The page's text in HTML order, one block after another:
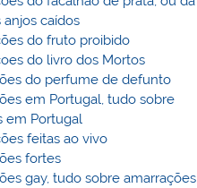
caídos
do fruto proibido
do livro dos Mortos
do perfume de defunto
em Portugal, tudo sobre
em Portugal
feitas ao vivo
fortes
gay, tudo sobre amarrações